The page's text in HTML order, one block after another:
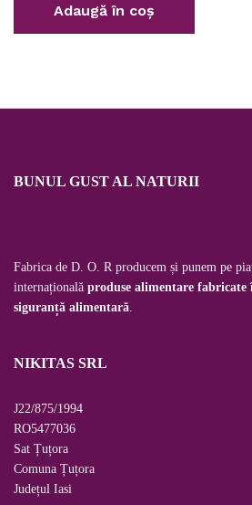
Adaugă în coș
BUNUL GUST AL NATURII
Fabrica de D. O. R producem și punem pe
internațională produse alimentare
siguranță alimentară
NIKITAS SRL
J22/875/1994
RO5477036
Sat Țuțora
Comuna Țuțora
Județul Iasi